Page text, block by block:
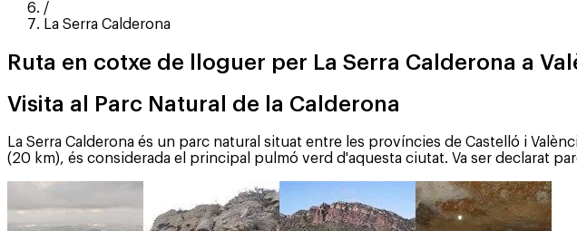
/
La Serra Calderona
Ruta en cotxe de lloguer per La Serra Calderona a
Visita al Parc Natural de la Calderona
La Serra Calderona és un parc natural situat entre les províncies de Castelló i
(20 km), és considerada el principal pulmó verd d'aquesta ciutat. Va ser declarat